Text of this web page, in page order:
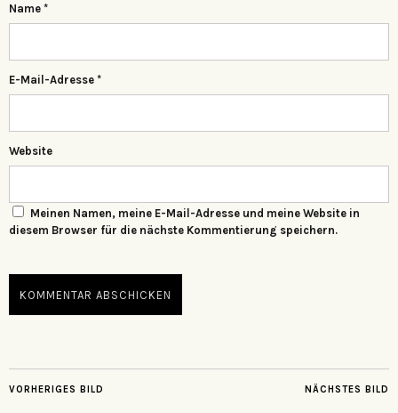
Name *
E-Mail-Adresse *
Website
Meinen Namen, meine E-Mail-Adresse und meine Website in
diesem Browser für die nächste Kommentierung speichern.
NÄCHSTES BILD
VORHERIGES BILD